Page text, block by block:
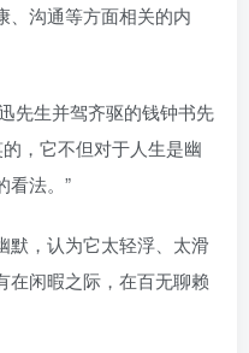
、沟通等方面相关的内
先生并驾齐驱的钱钟书先
，它不但对于人生是幽
看法。”
默，认为它太轻浮、太滑
在闲暇之际，在百无聊赖